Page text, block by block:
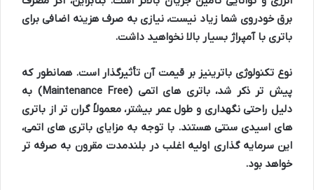
برق خودروی شما زیاد نیست، نیازی به صرف هزینه اضافی برای
باتری با آمپراژ بسیار بالا نخواهید داشت.
نوع تکنولوژی باترینیز بر قیمت آن تأثیرگذار است. همانطور که
پیش تر ذکر شد، باتری های اتمی (Maintenance Free) به
دلیل راحتی نگهداری و طول عمر بیشتر، معمولاً گران تر از باتری
های اسیدی سنتی هستند. با توجه به مزایای باتری های اتمی،
این سرمایه گذاری اولیه اغلب در بلندمدت مقرون به صرفه تر
خواهد بود.